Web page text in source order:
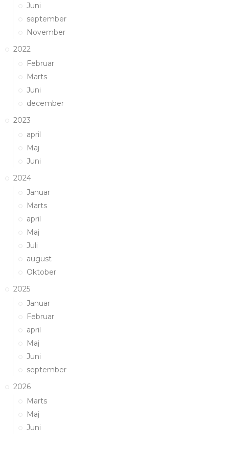
Juni
september
November
2022
Februar
Marts
Juni
december
2023
april
Maj
Juni
2024
Januar
Marts
april
Maj
Juli
august
Oktober
2025
Januar
Februar
april
Maj
Juni
september
2026
Marts
Maj
Juni